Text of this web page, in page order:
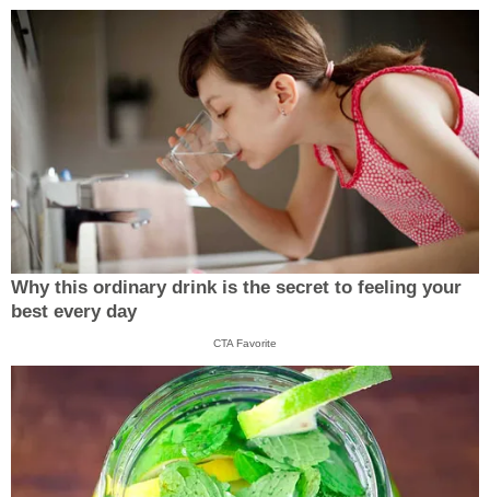
Why this ordinary drink is the secret to feeling your
best every day
CTA Favorite